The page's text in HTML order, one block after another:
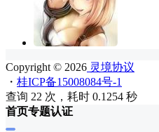
Copyright © 2026 灵境协议
・ 桂ICP备15008084号-1
查询 22 次，耗时 0.1254 秒
首页专题认证